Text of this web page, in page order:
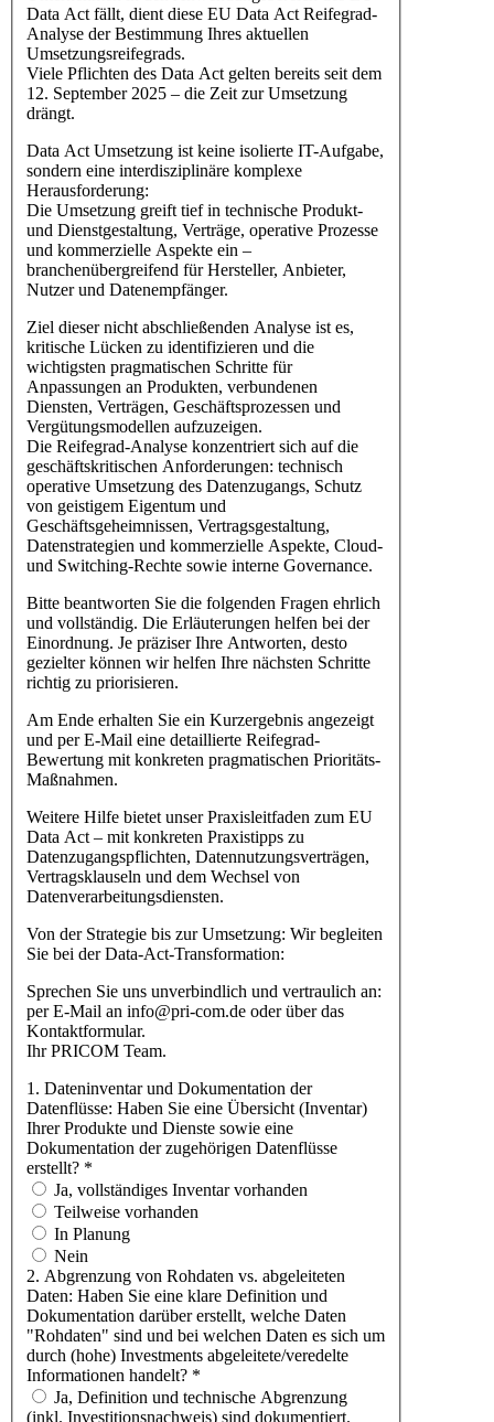
Data Act fällt, dient diese EU Data Act Reifegrad-
Analyse der Bestimmung Ihres aktuellen
Umsetzungsreifegrads.
Viele Pflichten des Data Act gelten bereits seit dem
12. September 2025 – die Zeit zur Umsetzung
drängt.
Data Act Umsetzung ist keine isolierte IT-Aufgabe,
sondern eine interdisziplinäre komplexe
Herausforderung:
Die Umsetzung greift tief in technische Produkt-
und Dienstgestaltung, Verträge, operative Prozesse
und kommerzielle Aspekte ein –
branchenübergreifend für Hersteller, Anbieter,
Nutzer und Datenempfänger.
Ziel dieser nicht abschließenden Analyse ist es,
kritische Lücken zu identifizieren und die
wichtigsten pragmatischen Schritte für
Anpassungen an Produkten, verbundenen
Diensten, Verträgen, Geschäftsprozessen und
Vergütungsmodellen aufzuzeigen.
Die Reifegrad-Analyse konzentriert sich auf die
geschäftskritischen Anforderungen: technisch
operative Umsetzung des Datenzugangs, Schutz
von geistigem Eigentum und
Geschäftsgeheimnissen, Vertragsgestaltung,
Datenstrategien und kommerzielle Aspekte, Cloud-
und Switching-Rechte sowie interne Governance.
Bitte beantworten Sie die folgenden Fragen ehrlich
und vollständig. Die Erläuterungen helfen bei der
Einordnung. Je präziser Ihre Antworten, desto
gezielter können wir helfen Ihre nächsten Schritte
richtig zu priorisieren.
Am Ende erhalten Sie ein Kurzergebnis angezeigt
und per E-Mail eine detaillierte Reifegrad-
Bewertung mit konkreten pragmatischen Prioritäts-
Maßnahmen.
Weitere Hilfe bietet unser Praxisleitfaden zum EU
Data Act – mit konkreten Praxistipps zu
Datenzugangspflichten, Datennutzungsverträgen,
Vertragsklauseln und dem Wechsel von
Datenverarbeitungsdiensten.
Von der Strategie bis zur Umsetzung: Wir begleiten
Sie bei der Data-Act-Transformation:
Sprechen Sie uns unverbindlich und vertraulich an:
per E-Mail an info@pri-com.de oder über das
Kontaktformular.
Ihr PRICOM Team.
1. Dateninventar und Dokumentation der
Datenflüsse: Haben Sie eine Übersicht (Inventar)
Ihrer Produkte und Dienste sowie eine
Dokumentation der zugehörigen Datenflüsse
erstellt? *
Ja, vollständiges Inventar vorhanden
Teilweise vorhanden
In Planung
Nein
2. Abgrenzung von Rohdaten vs. abgeleiteten
Daten: Haben Sie eine klare Definition und
Dokumentation darüber erstellt, welche Daten
"Rohdaten" sind und bei welchen Daten es sich um
durch (hohe) Investments abgeleitete/veredelte
Informationen handelt? *
Ja, Definition und technische Abgrenzung
(inkl. Investitionsnachweis) sind dokumentiert.